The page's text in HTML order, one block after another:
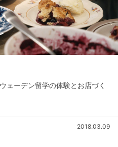
ェーデン留学の体験とお店づく
2018.03.09